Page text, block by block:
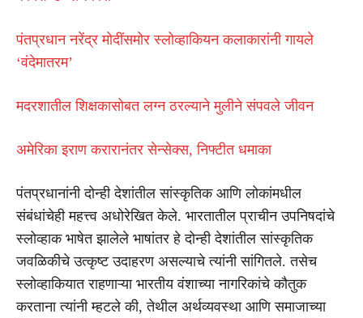
पंतप्रधान नरेंद्र मोदींसमोर स्लोव्हाकियन कलाकारांनी गायले
‘वंदेमातरम’
मदरशातील शिक्षकासोबत लग्न ठरल्याने मुलीने संपवले जीवन
अमेरिका इराण करारानंतर सेन्सेक्स, निफ्टीत धमाका
पंतप्रधानांनी दोन्ही देशांतील सांस्कृतिक आणि लोकांमधील
संबंधांचेही महत्त्व अधोरेखित केले. भारतातील प्राचीन उपनिषदांचे
स्लोव्हाक भाषेत झालेले भाषांतर हे दोन्ही देशांतील सांस्कृतिक
जवळिकीचे उत्कृष्ट उदाहरण असल्याचे त्यांनी सांगितले. तसेच
स्लोव्हाकियात राहणाऱ्या भारतीय वंशाच्या नागरिकांचे कौतुक
करताना त्यांनी म्हटले की, तेथील अर्थव्यवस्था आणि समाजाच्या